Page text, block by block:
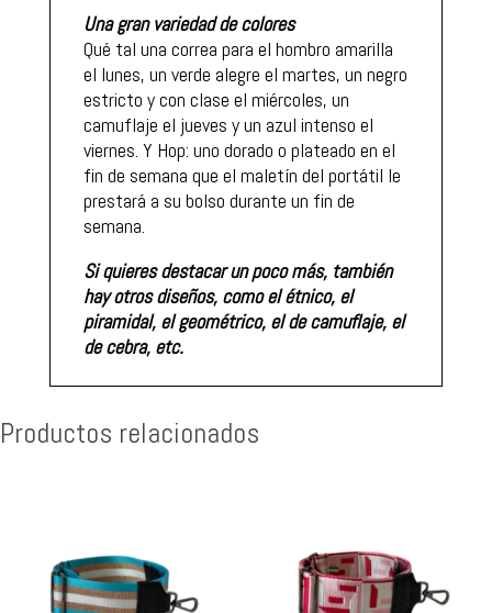
Una gran variedad de colores
Qué tal una correa para el hombro amarilla
el lunes, un verde alegre el martes, un negro
estricto y con clase el miércoles, un
camuflaje el jueves y un azul intenso el
viernes. Y Hop: uno dorado o plateado en el
fin de semana que el maletín del portátil le
prestará a su bolso durante un fin de
semana.
Si quieres destacar un poco más, también
hay otros diseños, como el étnico, el
piramidal, el geométrico, el de camuflaje, el
de cebra, etc.
Productos relacionados